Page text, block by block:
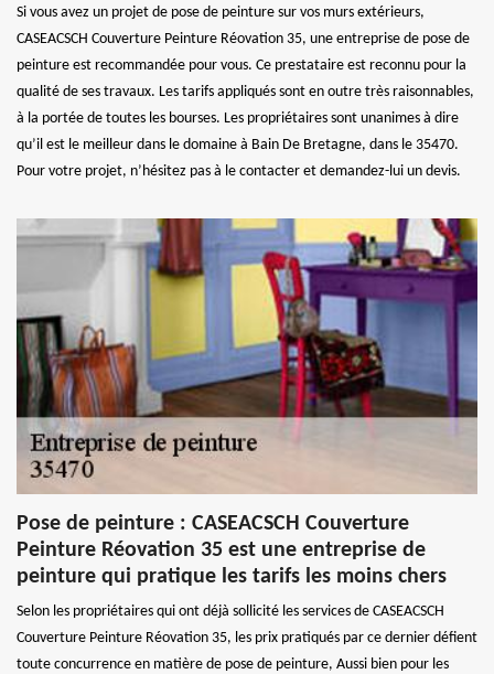
Si vous avez un projet de pose de peinture sur vos murs extérieurs,
CASEACSCH Couverture Peinture Réovation 35, une entreprise de pose de
peinture est recommandée pour vous. Ce prestataire est reconnu pour la
qualité de ses travaux. Les tarifs appliqués sont en outre très raisonnables,
à la portée de toutes les bourses. Les propriétaires sont unanimes à dire
qu’il est le meilleur dans le domaine à Bain De Bretagne, dans le 35470.
Pour votre projet, n’hésitez pas à le contacter et demandez-lui un devis.
Pose de peinture : CASEACSCH Couverture
Peinture Réovation 35 est une entreprise de
peinture qui pratique les tarifs les moins chers
Selon les propriétaires qui ont déjà sollicité les services de CASEACSCH
Couverture Peinture Réovation 35, les prix pratiqués par ce dernier défient
toute concurrence en matière de pose de peinture, Aussi bien pour les